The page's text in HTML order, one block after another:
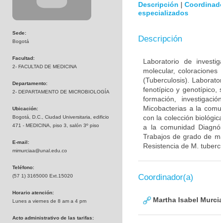
Sede:
Bogotá
Facultad:
2- FACULTAD DE MEDICINA
Departamento:
2- DEPARTAMENTO DE MICROBIOLOGÍA
Ubicación:
Bogotá, D.C., Ciudad Universitaria, edificio
471 - MEDICINA, piso 3, salón 3º piso
E-mail:
mimurciaa@unal.edu.co
Teléfono:
(57 1) 3165000 Ext.15020
Horario atención:
Lunes a viernes de 8 am a 4 pm
Acto administrativo de las tarifas:
Descripción |
especializados
Descripción
Laboratorio de
molecular,
(Tuberculosis).
fenotípico y genotípico,
formación,
Micobacterias a la
con la colección
a la comunidad
Trabajos de grado de
Resistencia de M.
Coordinador(a)
Martha Isabel